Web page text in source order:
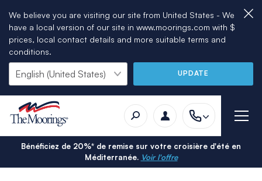
We believe you are visiting our site from United States - We
have a local version of our site in www.moorings.com with $
prices, local contact details and more suitable terms and
conditions.
UPDATE
Bénéficiez de 20%* de remise sur votre croisière d'été en
Méditerranée. Voir l'offre